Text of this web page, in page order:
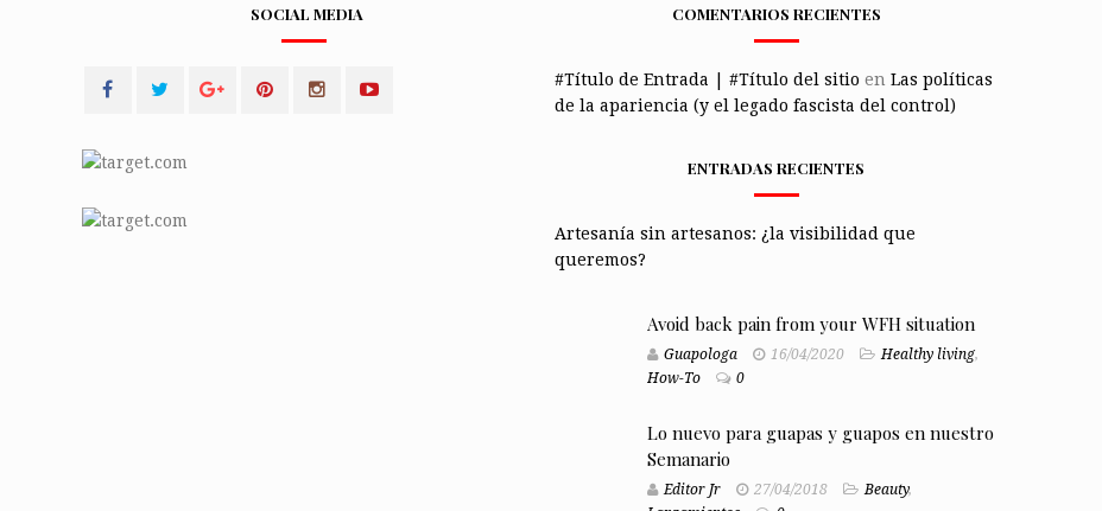
SOCIAL MEDIA COMENTARIOS RECIENTES
#Título de Entrada | #Título del sitio en Las políticas
de la apariencia (y el legado fascista del control)
ENTRADAS RECIENTES
Artesanía sin artesanos: ¿la visibilidad que
queremos?
Avoid back pain from your WFH situation
Guapologa 16/04/2020 Healthy living,
How-To
0
Lo nuevo para guapas y guapos en nuestro
Semanario
Editor Jr 27/04/2018 Beauty,